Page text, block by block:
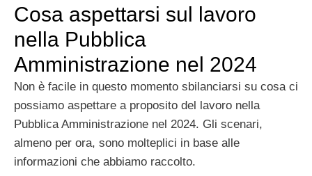
Cosa aspettarsi sul lavoro
nella Pubblica
Amministrazione nel 2024
Non è facile in questo momento sbilanciarsi su cosa ci
possiamo aspettare a proposito del lavoro nella
Pubblica Amministrazione nel 2024. Gli scenari,
almeno per ora, sono molteplici in base alle
informazioni che abbiamo raccolto.